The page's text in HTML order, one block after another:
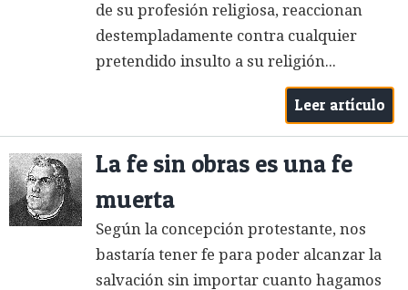
de su profesión religiosa, reaccionan
destempladamente contra cualquier
pretendido insulto a su religión...
Leer artículo
La fe sin obras es una fe
muerta
Según la concepción protestante, nos
bastaría tener fe para poder alcanzar la
salvación sin importar cuanto hagamos